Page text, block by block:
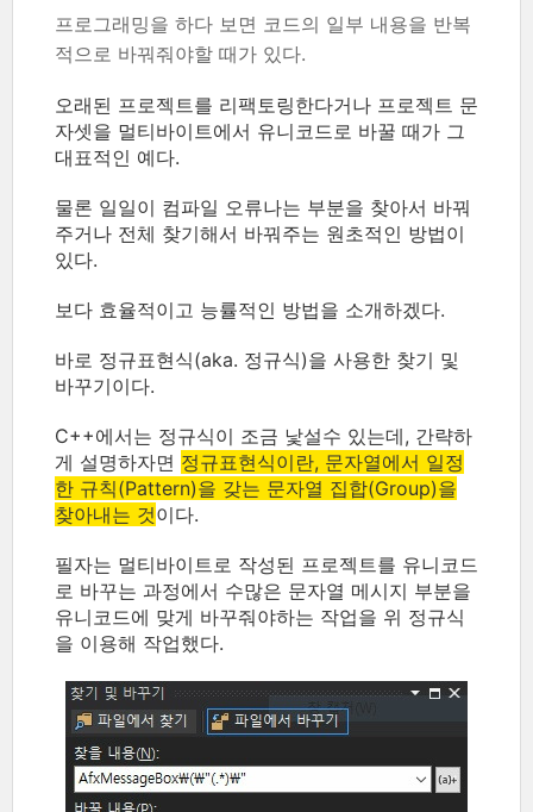
프로그래밍을 하다 보면 코드의 일부 내용을 반복
적으로 바꿔줘야할 때가 있다.
오래된 프로젝트를 리팩토링한다거나 프로젝트 문
자셋을 멀티바이트에서 유니코드로 바꿀 때가 그
대표적인 예다.
물론 일일이 컴파일 오류나는 부분을 찾아서 바꿔
주거나 전체 찾기해서 바꿔주는 원초적인 방법이
있다.
보다 효율적이고 능률적인 방법을 소개하겠다.
바로 정규표현식(aka. 정규식)을 사용한 찾기 및
바꾸기이다.
C++에서는 정규식이 조금 낯설수 있는데, 간략하
게 설명하자면 정규표현식이란, 문자열에서 일정
한 규칙(Pattern)을 갖는 문자열 집합(Group)을
찾아내는 것이다.
필자는 멀티바이트로 작성된 프로젝트를 유니코드
로 바꾸는 과정에서 수많은 문자열 메시지 부분을
유니코드에 맞게 바꾸줘야하는 작업을 위 정규식
을 이용해 작업했다.